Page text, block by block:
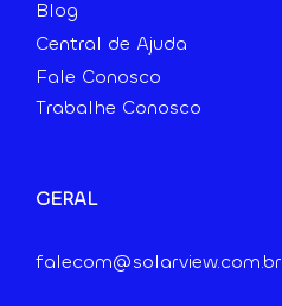
Blog
Central de Ajuda
Fale Conosco
Trabalhe Conosco
GERAL
falecom@solarview.com.br